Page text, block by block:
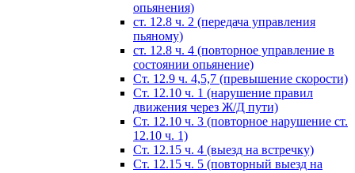
опьянения)
ст. 12.8 ч. 2 (передача управления
пьяному)
ст. 12.8 ч. 4 (повторное управление в
состоянии опьянение)
Ст. 12.9 ч. 4,5,7 (превышение скорости)
Ст. 12.10 ч. 1 (нарушение правил
движения через Ж/Д пути)
Ст. 12.10 ч. 3 (повторное нарушение ст.
12.10 ч. 1)
Ст. 12.15 ч. 4 (выезд на встречку)
Ст. 12.15 ч. 5 (повторный выезд на